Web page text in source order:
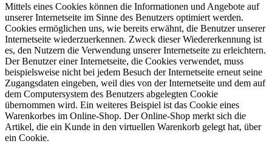
Mittels eines Cookies können die Informationen und Angebote auf
unserer Internetseite im Sinne des Benutzers optimiert werden.
Cookies ermöglichen uns, wie bereits erwähnt, die Benutzer unserer
Internetseite wiederzuerkennen. Zweck dieser Wiedererkennung ist
es, den Nutzern die Verwendung unserer Internetseite zu erleichtern.
Der Benutzer einer Internetseite, die Cookies verwendet, muss
beispielsweise nicht bei jedem Besuch der Internetseite erneut seine
Zugangsdaten eingeben, weil dies von der Internetseite und dem auf
dem Computersystem des Benutzers abgelegten Cookie
übernommen wird. Ein weiteres Beispiel ist das Cookie eines
Warenkorbes im Online-Shop. Der Online-Shop merkt sich die
Artikel, die ein Kunde in den virtuellen Warenkorb gelegt hat, über
ein Cookie.